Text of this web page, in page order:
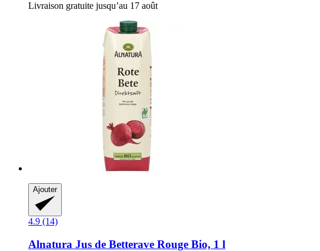
Livraison gratuite jusqu’au 17 août
Ajouter
4.9 (14)
Alnatura Jus de Betterave Rouge Bio, 1 l